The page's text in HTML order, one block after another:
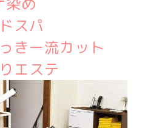
スパ
きー流カット
エステ